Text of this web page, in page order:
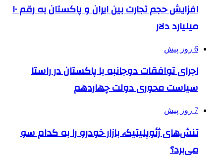
افزایش حجم تجارت بین ایران و پاکستان به رقم ۱۰
میلیارد دلار
6 روز پیش
اجرای توافقات دوجانبه با پاکستان در راستا
سیاست محوری دولت چهاردهم
7 روز پیش
تنش‌های ژئوپلیتیک، بازار خودرو را به کدام سو
می‌برد؟